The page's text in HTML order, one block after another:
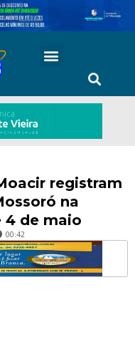
registram
na
4 de maio
00:42